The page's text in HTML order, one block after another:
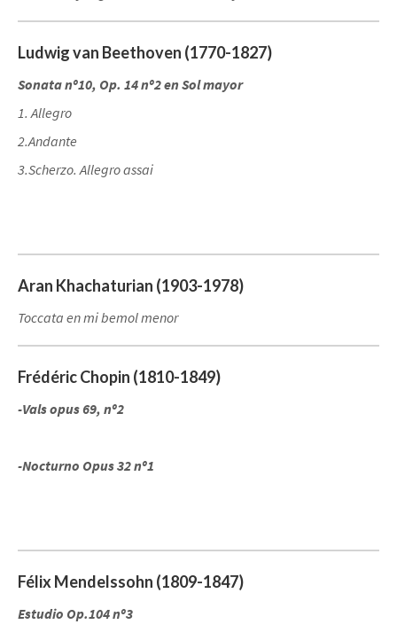
Ludwig van Beethoven (1770-1827)
Sonata nº10, Op. 14 nº2 en Sol mayor
1. Allegro
2.Andante
3.Scherzo. Allegro assai
Aran Khachaturian (1903-1978)
Toccata en mi bemol menor
Frédéric Chopin (1810-1849)
-Vals opus 69, nº2
-Nocturno Opus 32 nº1
Félix Mendelssohn (1809-1847)
Estudio Op.104 nº3